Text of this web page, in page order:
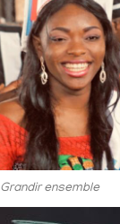
Grandir ensemble